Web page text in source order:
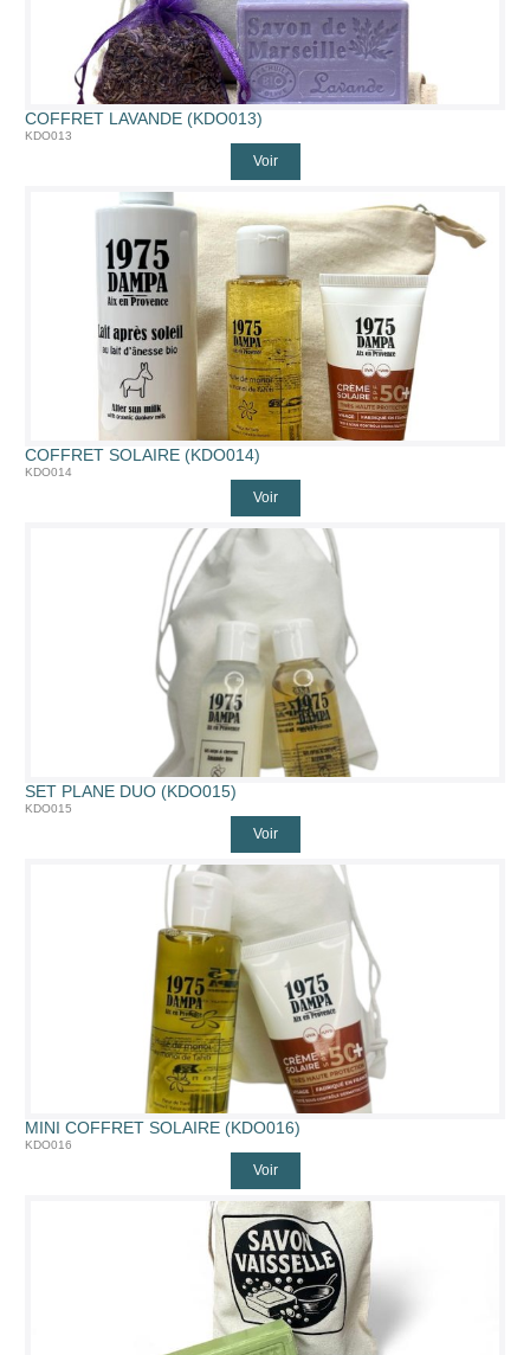
COFFRET LAVANDE (KDO013)
KDO013
Voir
COFFRET SOLAIRE (KDO014)
KDO014
Voir
SET PLANE DUO (KDO015)
KDO015
Voir
MINI COFFRET SOLAIRE (KDO016)
KDO016
Voir